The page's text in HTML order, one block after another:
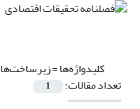
کلیدواژه‌ها =
تعداد مقالات: 1